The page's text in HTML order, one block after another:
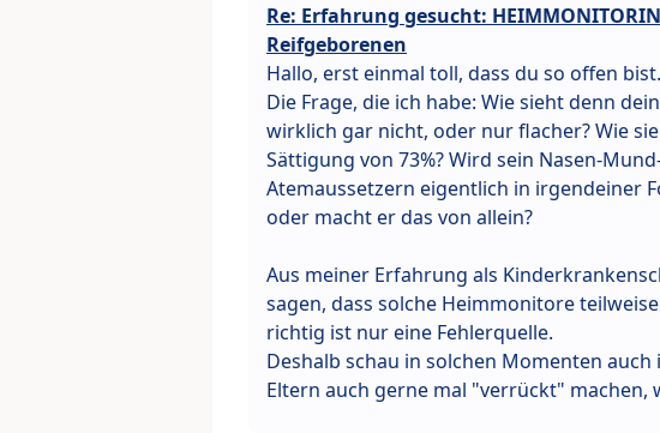
Re: Erfahrung gesucht:
Reifgeborenen
Hallo, erst einmal toll, dass du so offen bist.
Die Frage, die ich habe: Wie sieht denn
wirklich gar nicht, oder nur flacher? Wie
Sättigung von 73%? Wird sein Nasen-
Atemaussetzern eigentlich in irgendeiner
oder macht er das von allein?
Aus meiner Erfahrung als
sagen, dass solche Heimmonitore
richtig ist nur eine Fehlerquelle.
Deshalb schau in solchen Momenten
Eltern auch gerne mal "verrückt" machen,